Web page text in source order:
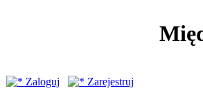
Zaloguj
Zarejestruj